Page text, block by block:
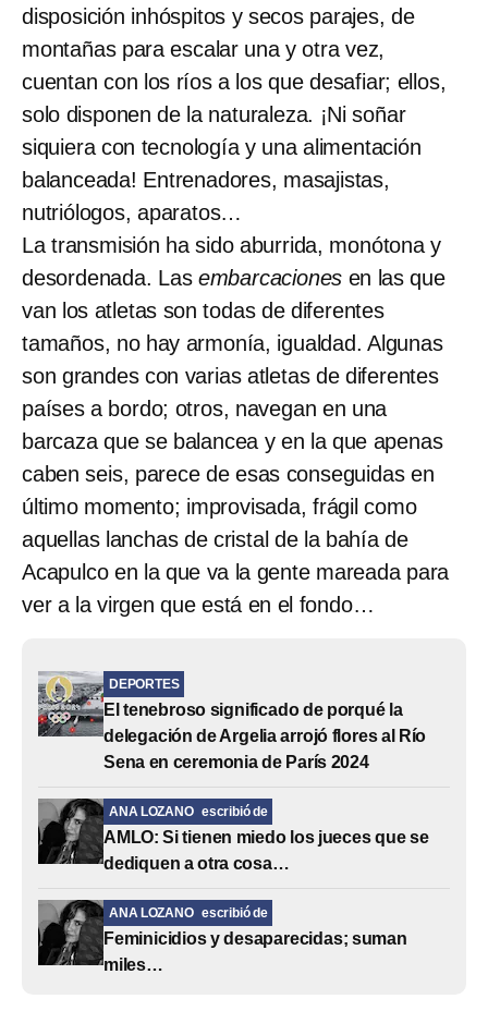
disposición inhóspitos y secos parajes, de
montañas para escalar una y otra vez,
cuentan con los ríos a los que desafiar; ellos,
solo disponen de la naturaleza. ¡Ni soñar
siquiera con tecnología y una alimentación
balanceada! Entrenadores, masajistas,
nutriólogos, aparatos…
La transmisión ha sido aburrida, monótona y
desordenada. Las embarcaciones en las que
van los atletas son todas de diferentes
tamaños, no hay armonía, igualdad. Algunas
son grandes con varias atletas de diferentes
países a bordo; otros, navegan en una
barcaza que se balancea y en la que apenas
caben seis, parece de esas conseguidas en
último momento; improvisada, frágil como
aquellas lanchas de cristal de la bahía de
Acapulco en la que va la gente mareada para
ver a la virgen que está en el fondo…
DEPORTES
El tenebroso significado de porqué la
delegación de Argelia arrojó flores al Río
Sena en ceremonia de París 2024
ANA LOZANO escribió de
AMLO: Si tienen miedo los jueces que se
dediquen a otra cosa…
ANA LOZANO escribió de
Feminicidios y desaparecidas; suman
miles…